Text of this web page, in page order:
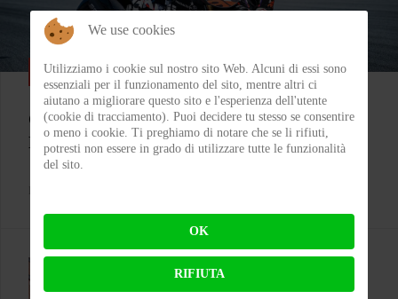
SPORT
Colpo grosso in Superbike, arrivano le 1200!
Bentornata Aprilia?
We use cookies
Utilizziamo i cookie sul nostro sito Web. Alcuni di essi sono
essenziali per il funzionamento del sito, mentre altri ci
aiutano a migliorare questo sito e l'esperienza dell'utente
(cookie di tracciamento). Puoi decidere tu stesso se consentire
o meno i cookie. Ti preghiamo di notare che se li rifiuti,
potresti non essere in grado di utilizzare tutte le funzionalità
del sito.
OK
RIFIUTA